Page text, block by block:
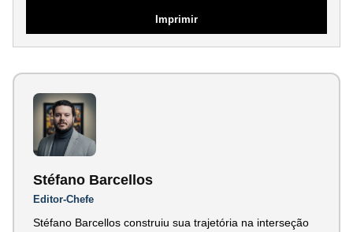
Imprimir
Stéfano Barcellos
Editor-Chefe
Stéfano Barcellos construiu sua trajetória na interseção